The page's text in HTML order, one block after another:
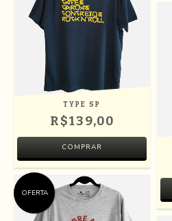
TYPE SP
R$139,00
COMPRAR
OFERTA